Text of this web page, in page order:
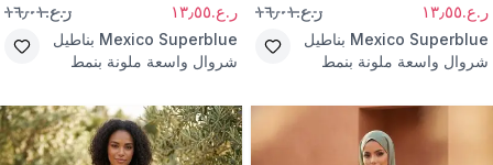
ر.ع.١٣٫٥٥ ر.ع.١٦٫٠١
Mexico Superblue بناطيل
شروال واسعة ملونة بنمط
ر.ع.١٣٫٥٥ ر.ع.١٦٫٠١
Mexico Superblue بناطيل
شروال واسعة ملونة بنمط